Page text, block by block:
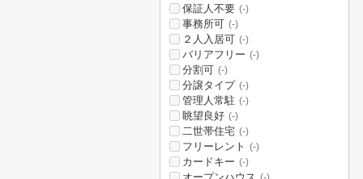
保証人不要 (-)
事務所可 (-)
２人入居可 (-)
バリアフリー (-)
分割可 (-)
分譲タイプ (-)
管理人常駐 (-)
眺望良好 (-)
二世帯住宅 (-)
フリーレント (-)
カードキー (-)